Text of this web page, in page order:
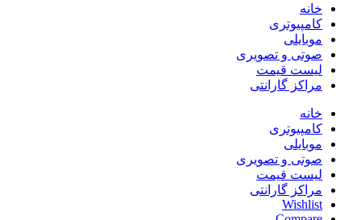
خانه
کامپیوتری
موبایلی
صوتی و تصویری
لیست قیمت
مراکز گارانتی
خانه
کامپیوتری
موبایلی
صوتی و تصویری
لیست قیمت
مراکز گارانتی
Wishlist